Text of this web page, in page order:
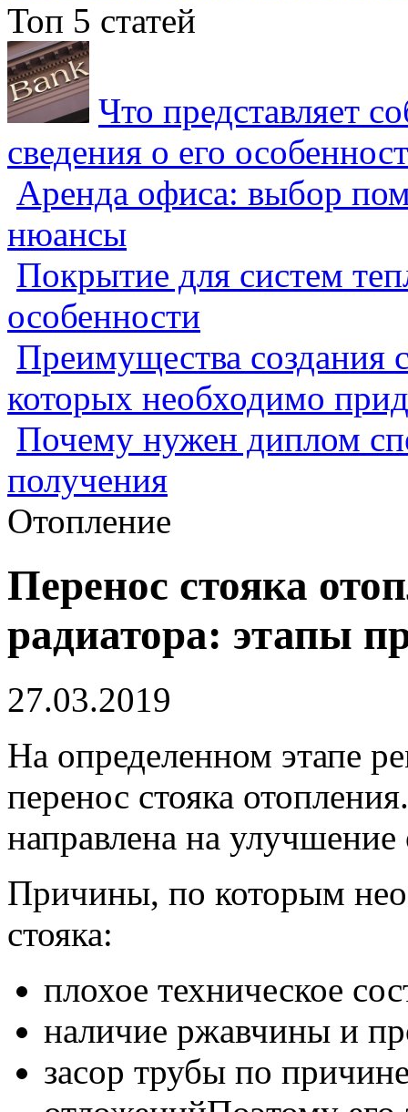
Топ 5 статей
Что представляет
сведения о его
Аренда офиса: выбор
нюансы
Покрытие для систем
особенности
Преимущества создания
которых необходимо
Почему нужен диплом
получения
Отопление
Перенос стояка
радиатора: этапы
27.03.2019
На определенном этапе
перенос стояка
направлена на
Причины, по которым
стояка:
плохое техническое
наличие ржавчины и
засор трубы по